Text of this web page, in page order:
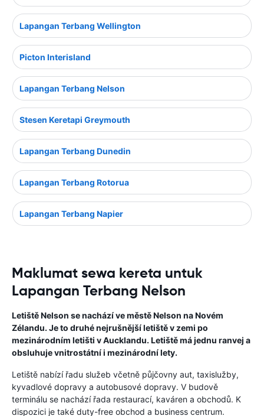
Lapangan Terbang Wellington
Picton Interisland
Lapangan Terbang Nelson
Stesen Keretapi Greymouth
Lapangan Terbang Dunedin
Lapangan Terbang Rotorua
Lapangan Terbang Napier
Maklumat sewa kereta untuk
Lapangan Terbang Nelson
Letiště Nelson se nachází ve městě Nelson na Novém
Zélandu. Je to druhé nejrušnější letiště v zemi po
mezinárodním letišti v Aucklandu. Letiště má jednu ranvej a
obsluhuje vnitrostátní i mezinárodní lety.
Letiště nabízí řadu služeb včetně půjčovny aut, taxislužby,
kyvadlové dopravy a autobusové dopravy. V budově
terminálu se nachází řada restaurací, kaváren a obchodů. K
dispozici je také duty-free obchod a business centrum.